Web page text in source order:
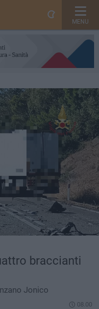
MENU
braccianti
Jonico
08.00